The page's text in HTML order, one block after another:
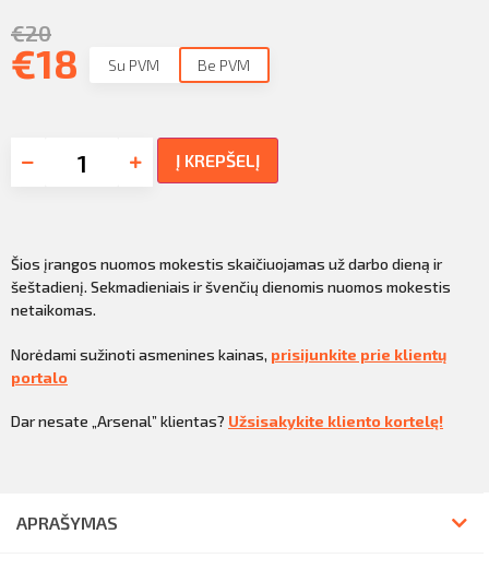
€20
€18 Su PVM Be PVM
Į KREPŠELĮ
Šios įrangos nuomos mokestis skaičiuojamas už darbo dieną ir
šeštadienį. Sekmadieniais ir švenčių dienomis nuomos mokestis
netaikomas.
Norėdami sužinoti asmenines kainas, prisijunkite prie klientų
portalo
Dar nesate „Arsenal” klientas? Užsisakykite kliento kortelę!
APRAŠYMAS